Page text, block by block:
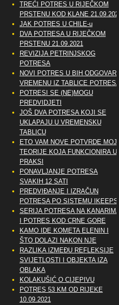
TREĆI POTRES U RIJEČKOM
PRSTENU KOD KLANE 21.09.2021
JAK POTRES U CHILE-u
DVA POTRESA U RIJEČKOM
PRSTENU 21.09.2021
REVIZIJA PETRINJSKOG
POTRESA
NOVI POTRES U BIH ODGOVARA
VREMENU IZ TABLICE POTRESA
POTRESI SE (NE)MOGU
PREDVIDJETI
JOŠ DVA POTRESA KOJI SE
UKLAPAJU U VREMENSKU
TABLICU
ETO VAM NOVE POTVRDE MOJE
TEORIJE KOJA FUNKCIONIRA U
PRAKSI
PONAVLJANJE POTRESA
SVAKIH 12 SATI
PREDVIĐANJE I IZRAČUN
POTRESA PO SISTEMU IKEEPS
SERIJA POTRESA NA KANARIMA
I POTRES KOD CRNE GORE
KAMO IDE KOMETA ELENIN I
ŠTO DOLAZI NAKON NJE
RAZLIKA IZMEĐU REFLEKSIJE
SVIJETLOSTI I OBJEKTA IZA
OBLAKA
KOLAKUŠIĆ O CIJEPIVU
POTRES 53 KM OD RIJEKE
10.09.2021